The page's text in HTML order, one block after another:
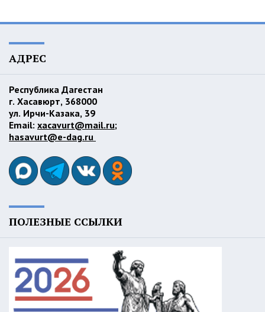
АДРЕС
Республика Дагестан
г. Хасавюрт, 368000
ул. Ирчи-Казака, 39
Email: xacavurt@mail.ru;
hasavurt@e-dag.ru
ПОЛЕЗНЫЕ ССЫЛКИ